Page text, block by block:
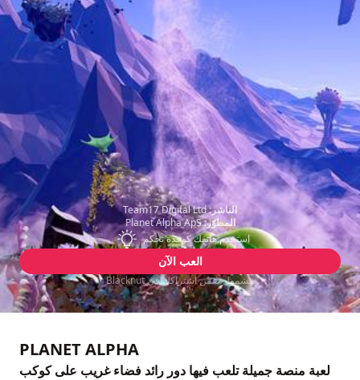
الناشر:Team17 Digital Ltd
المطوّر:Planet Alpha ApS
استخدم هاتفك كوحدة تحكم
العب الآن
مشمول ضمن اشتراكك في Blacknut
PLANET ALPHA
لعبة منصة جميلة تلعب فيها دور رائد فضاء غريب على كوكب